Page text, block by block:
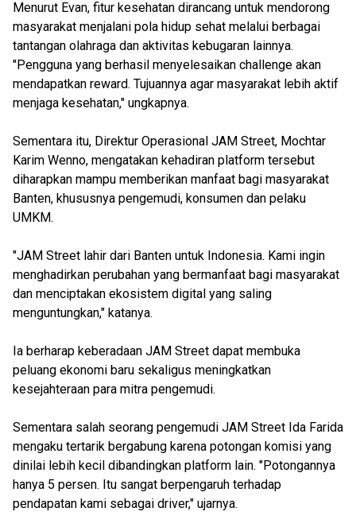
Menurut Evan, fitur kesehatan dirancang untuk mendorong
masyarakat menjalani pola hidup sehat melalui berbagai
tantangan olahraga dan aktivitas kebugaran lainnya.
"Pengguna yang berhasil menyelesaikan challenge akan
mendapatkan reward. Tujuannya agar masyarakat lebih aktif
menjaga kesehatan," ungkapnya.
Sementara itu, Direktur Operasional JAM Street, Mochtar
Karim Wenno, mengatakan kehadiran platform tersebut
diharapkan mampu memberikan manfaat bagi masyarakat
Banten, khususnya pengemudi, konsumen dan pelaku
UMKM.
"JAM Street lahir dari Banten untuk Indonesia. Kami ingin
menghadirkan perubahan yang bermanfaat bagi masyarakat
dan menciptakan ekosistem digital yang saling
menguntungkan," katanya.
Ia berharap keberadaan JAM Street dapat membuka
peluang ekonomi baru sekaligus meningkatkan
kesejahteraan para mitra pengemudi.
Sementara salah seorang pengemudi JAM Street Ida Farida
mengaku tertarik bergabung karena potongan komisi yang
dinilai lebih kecil dibandingkan platform lain. "Potongannya
hanya 5 persen. Itu sangat berpengaruh terhadap
pendapatan kami sebagai driver," ujarnya.